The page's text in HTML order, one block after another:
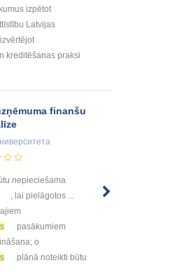
izpētot
Latvijas
kreditēšanas praksi
finanšu
nepieciešama
, lai pielāgotos ...
pasākumiem
o
plānā noteikti būtu